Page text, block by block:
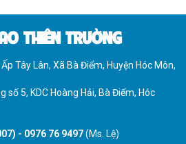
THIÊN TRƯỜNG
Tây Lân, Xã Bà Điểm, Huyện Hóc Môn,
số 5, KDC Hoàng Hải, Bà Điểm, Hóc
- 0976 76 9497(Ms. Lệ)